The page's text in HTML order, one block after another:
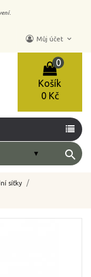
Můj účet keyboard_arrow_down
Košík
0
0 Kč
search
síťky